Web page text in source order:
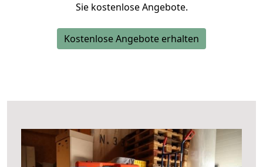
Sie kostenlose Angebote.
Kostenlose Angebote erhalten